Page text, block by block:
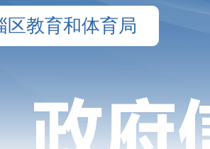
区教育和体育局